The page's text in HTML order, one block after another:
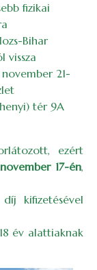
fizikai
Bihar
vissza
november 21-
tér 9A
ezért
november 17-én,
kifizetésével
év alattiaknak